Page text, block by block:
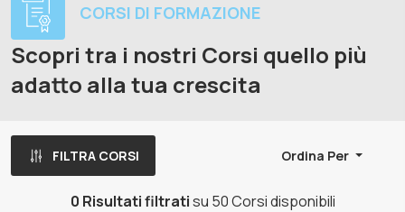
CORSI DI FORMAZIONE
Scopri tra i nostri Corsi quello più
adatto alla tua crescita
FILTRA CORSI Ordina Per
0 Risultati filtratisu 50 Corsi disponibili